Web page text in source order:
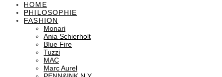
HOME
PHILOSOPHIE
FASHION
Monari
Ania Schierholt
Blue Fire
Tuzzi
MAC
Marc Aurel